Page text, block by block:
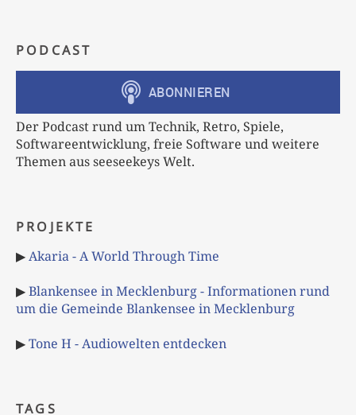
PODCAST
Der Podcast rund um Technik, Retro, Spiele,
Softwareentwicklung, freie Software und weitere
Themen aus seeseekeys Welt.
PROJEKTE
▶Akaria - A World Through Time
▶Blankensee in Mecklenburg - Informationen rund
um die Gemeinde Blankensee in Mecklenburg
▶Tone H - Audiowelten entdecken
TAGS